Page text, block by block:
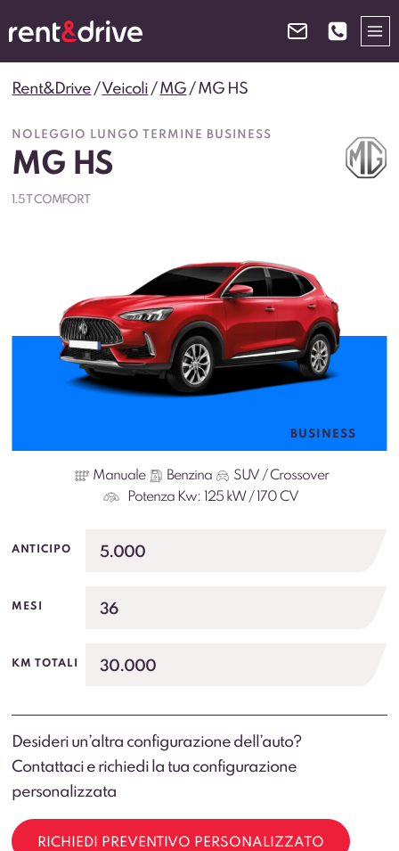
al
contenuto
Rent&Drive /Veicoli /MG /MG HS
NOLEGGIO LUNGO TERMINE BUSINESS
MG HS
1.5 T COMFORT
BUSINESS
Manuale Benzina
SUV / Crossover
Potenza Kw: 125 kW / 170 CV
ANTICIPO 5.000
MESI 36
KM TOTALI 30.000
Desideri un’altra configurazione dell’auto?
Contattaci e richiedi la tua configurazione
personalizzata
RICHIEDI PREVENTIVO PERSONALIZZATO